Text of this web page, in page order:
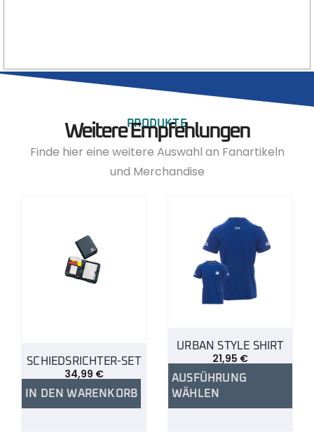
PRODUKTE
Weitere Empfehlungen
Finde hier eine weitere Auswahl an Fanartikeln
und Merchandise
SCHIEDSRICHTER-SET
34,99 €
IN DEN WARENKORB
URBAN STYLE SHIRT
21,95 €
AUSFÜHRUNG
WÄHLEN